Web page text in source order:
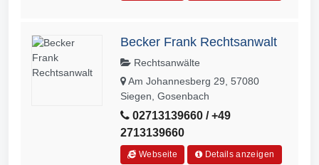
Becker Frank Rechtsanwalt
Rechtsanwälte
Am Johannesberg 29, 57080
Siegen, Gosenbach
02713139660 / +49
2713139660
Webseite Details anzeigen